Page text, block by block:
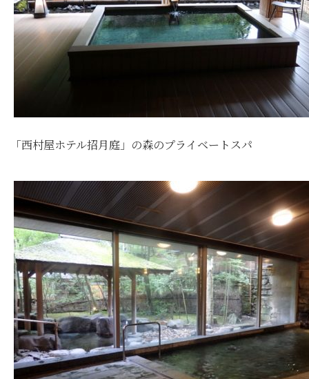
「西村屋ホテル招月庭」の森のプライベートスパ